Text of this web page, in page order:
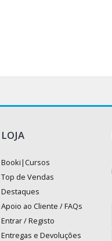
LOJA
Booki|Cursos
Top de Vendas
Destaques
Apoio ao Cliente / FAQs
Entrar / Registo
Entregas e Devoluções